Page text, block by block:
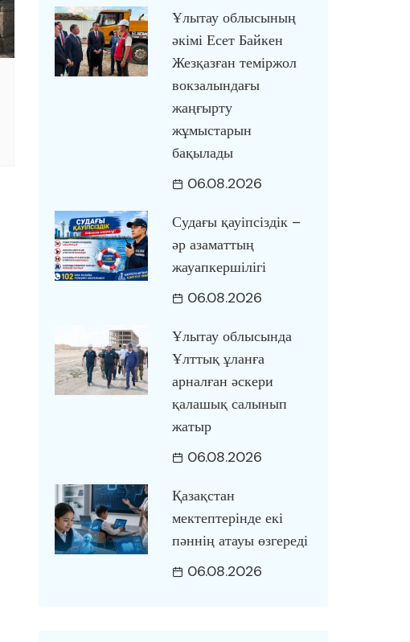
Ұлытау облысының
әкімі Есет Байкен
Жезқазған теміржол
вокзалындағы
жаңғырту
жұмыстарын
бақылады
06.08.2026
Судағы қауіпсіздік –
әр азаматтың
жауапкершілігі
06.08.2026
Ұлытау облысында
Ұлттық ұланға
арналған әскери
қалашық салынып
жатыр
06.08.2026
Қазақстан
мектептерінде екі
пәннің атауы өзгереді
06.08.2026